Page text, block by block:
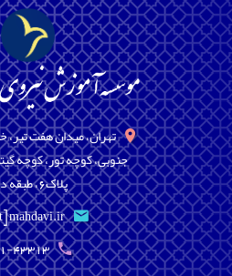
تهران، میدان هفت تیر،
جنوبی، کوچه تور، کوچه
پلاک6، طبقه دوم
mahdavi.ir
43313